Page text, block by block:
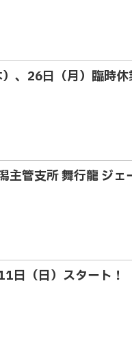
、26日（月）臨時
管支所 舞行龍 ジェ
日（日）スタート！